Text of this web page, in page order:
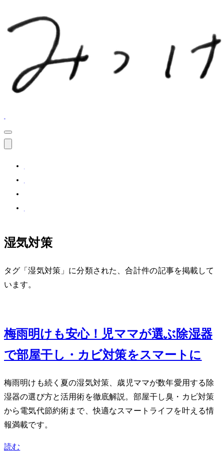
湿気対策
タグ「湿気対策」に分類された、合計 1 件の記事を掲載して
います。
梅雨明けも安心！2児ママが選ぶ除湿器
で部屋干し・カビ対策をスマートに
梅雨明けも続く夏の湿気対策、3歳児ママが数年愛用する除
湿器の選び方と活用術を徹底解説。部屋干し臭・カビ対策
から電気代節約術まで、快適なスマートライフを叶える情
報満載です。
読む